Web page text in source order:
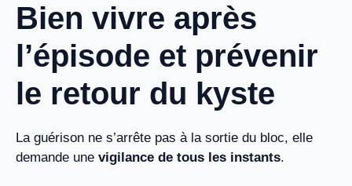
Bien vivre après
l’épisode et prévenir
le retour du kyste
La guérison ne s’arrête pas à la sortie du bloc, elle
demande une vigilance de tous les instants.